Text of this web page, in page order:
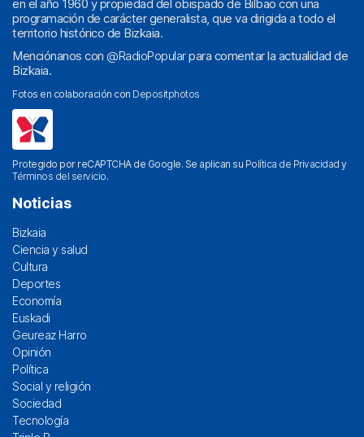
en el año 1960 y propiedad del obispado de Bilbao con una
programación de carácter generalista, que va dirigida a todo el
territorio histórico de Bizkaia.
Menciónanos con @RadioPopularpara comentar la actualidad de
Bizkaia.
Fotos en colaboración con Depositphotos
Protegido por reCAPTCHA de Google. Se aplican su Política de Privacidad y
Términos del servicio.
Noticias
Bizkaia
Ciencia y salud
Cultura
Deportes
Economía
Euskadi
Geureaz Harro
Opinión
Política
Social y religión
Sociedad
Tecnología